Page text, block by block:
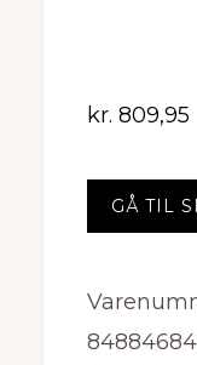
kr. 809,95
GÅ TIL